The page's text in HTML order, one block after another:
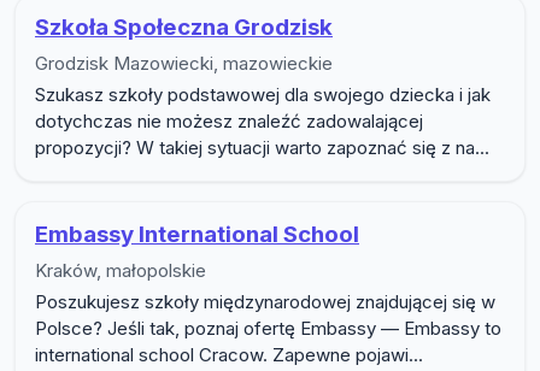
Szkoła Społeczna Grodzisk
Grodzisk Mazowiecki, mazowieckie
Szukasz szkoły podstawowej dla swojego dziecka i jak
dotychczas nie możesz znaleźć zadowalającej
propozycji? W takiej sytuacji warto zapoznać się z na...
Embassy International School
Kraków, małopolskie
Poszukujesz szkoły międzynarodowej znajdującej się w
Polsce? Jeśli tak, poznaj ofertę Embassy — Embassy to
international school Cracow. Zapewne pojawi...